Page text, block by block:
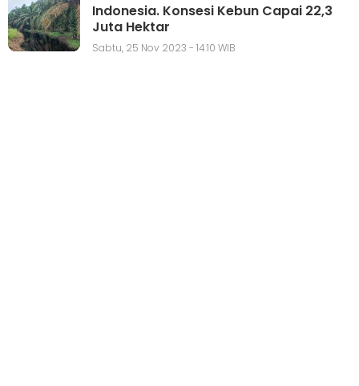
Indonesia. Konsesi Kebun Capai 22,3
Juta Hektar
Sabtu, 25 Nov 2023 - 14:10 WIB